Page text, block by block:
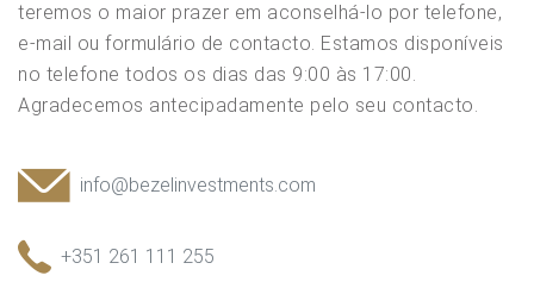
teremos o maior prazer em aconselhá-lo por telefone,
e-mail ou formulário de contacto. Estamos disponíveis
no telefone todos os dias das 9:00 às 17:00.
Agradecemos antecipadamente pelo seu contacto.
info@bezelinvestments.com
+351 261 111 255